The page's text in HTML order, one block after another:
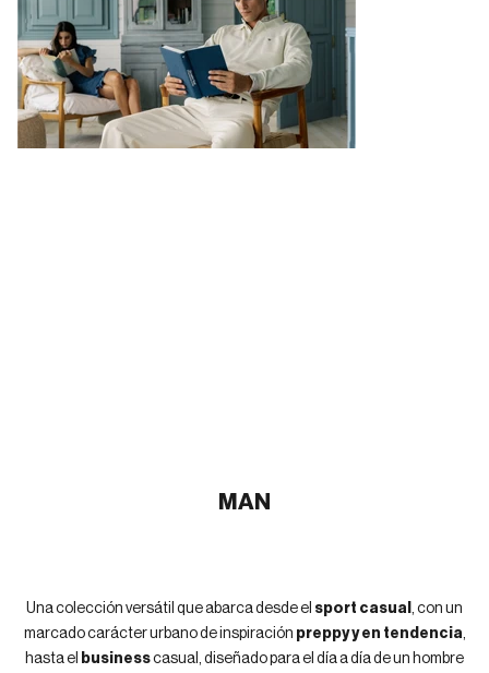
MAN
Una colección versátil que abarca desde el sport casual
, con un
marcado carácter urbano de inspiración preppy y en tendencia
hasta el businesscasual, diseñado para el día a día de un hombre